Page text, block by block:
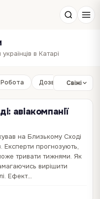
в Катарі
Робота ДозвілляСвіжі
авіакомпанії
на Близькому Сході
Експерти прогнозують,
тривати тижнями. Як
вирішити
Ефект…